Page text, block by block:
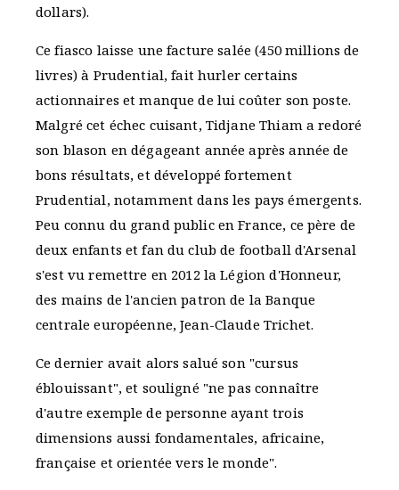
dollars).
Ce fiasco laisse une facture salée (450 millions de
livres) à Prudential, fait hurler certains
actionnaires et manque de lui coûter son poste.
Malgré cet échec cuisant, Tidjane Thiam a redoré
son blason en dégageant année après année de
bons résultats, et développé fortement
Prudential, notamment dans les pays émergents.
Peu connu du grand public en France, ce père de
deux enfants et fan du club de football d'Arsenal
s'est vu remettre en 2012 la Légion d'Honneur,
des mains de l'ancien patron de la Banque
centrale européenne, Jean-Claude Trichet.
Ce dernier avait alors salué son "cursus
éblouissant", et souligné "ne pas connaître
d'autre exemple de personne ayant trois
dimensions aussi fondamentales, africaine,
française et orientée vers le monde".